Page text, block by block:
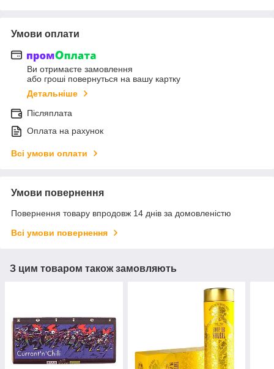
Умови оплати
Ви отримаєте замовлення
або гроші повернуться на вашу картку
Детальніше
Післяплата
Оплата на рахунок
Всі умови оплати
Умови повернення
Повернення товару впродовж 14 днів за домовленістю
Всі умови повернення
З цим товаром також замовляють